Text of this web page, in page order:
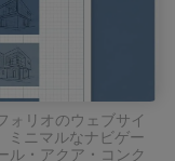
ォリオのウェブサイ
ミニマルなナビゲー
ル・アクア・コンク